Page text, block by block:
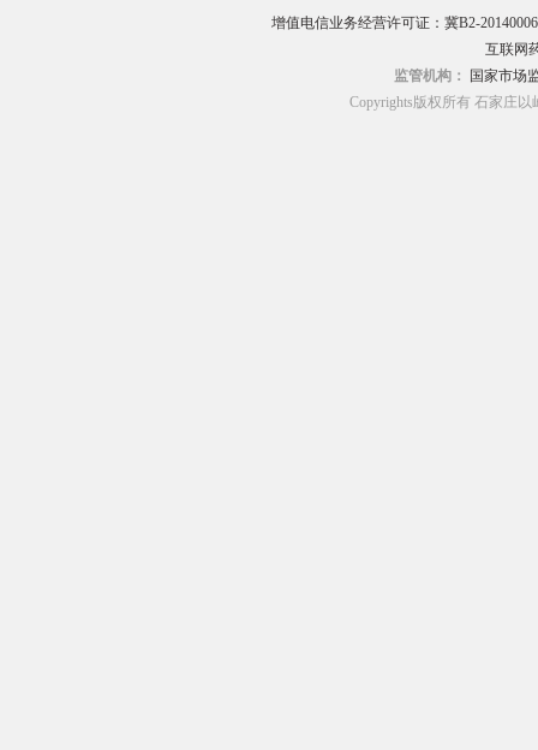
增值电信业务经营许可证：冀B2-20140006
互联网
监管机构：
国家市场
Copyrights版权所有 石家庄